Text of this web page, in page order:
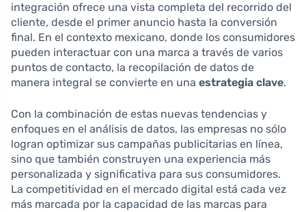
integración ofrece una vista completa del recorrido del
cliente, desde el primer anuncio hasta la conversión
final. En el contexto mexicano, donde los consumidores
pueden interactuar con una marca a través de varios
puntos de contacto, la recopilación de datos de
manera integral se convierte en una estrategia clave.
Con la combinación de estas nuevas tendencias y
enfoques en el análisis de datos, las empresas no sólo
logran optimizar sus campañas publicitarias en línea,
sino que también construyen una experiencia más
personalizada y significativa para sus consumidores.
La competitividad en el mercado digital está cada vez
más marcada por la capacidad de las marcas para